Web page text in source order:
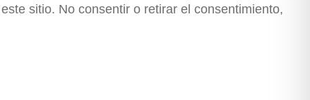
sitio. No consentir o retirar el consentimiento,